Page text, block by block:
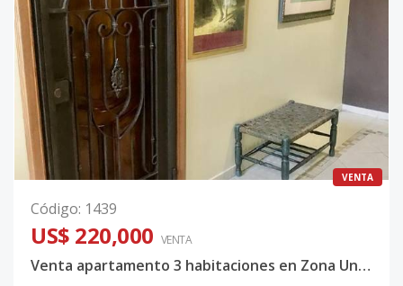
VENTA
Código: 1439
US$ 220,000 VENTA
Venta apartamento 3 habitaciones en Zona Universitaria, Santo Domingo, D. N.